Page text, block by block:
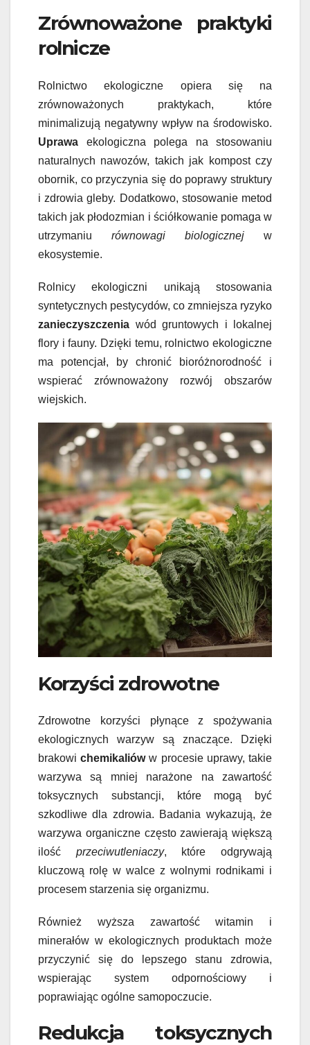
Zrównoważone praktyki
rolnicze
Rolnictwo ekologiczne opiera się na
zrównoważonych praktykach, które
minimalizują negatywny wpływ na środowisko.
Uprawa ekologiczna polega na stosowaniu
naturalnych nawozów, takich jak kompost czy
obornik, co przyczynia się do poprawy struktury
i zdrowia gleby. Dodatkowo, stosowanie metod
takich jak płodozmian i ściółkowanie pomaga w
utrzymaniu równowagi biologicznej w
ekosystemie.
Rolnicy ekologiczni unikają stosowania
syntetycznych pestycydów, co zmniejsza ryzyko
zanieczyszczenia wód gruntowych i lokalnej
flory i fauny. Dzięki temu, rolnictwo ekologiczne
ma potencjał, by chronić bioróżnorodność i
wspierać zrównoważony rozwój obszarów
wiejskich.
Korzyści zdrowotne
Zdrowotne korzyści płynące z spożywania
ekologicznych warzyw są znaczące. Dzięki
brakowichemikalióww procesie uprawy, takie
warzywa są mniej narażone na zawartość
toksycznych substancji, które mogą być
szkodliwe dla zdrowia. Badania wykazują, że
warzywa organiczne często zawierają większą
ilość przeciwutleniaczy, które odgrywają
kluczową rolę w walce z wolnymi rodnikami i
procesem starzenia się organizmu.
Również wyższa zawartość witamin i
minerałów w ekologicznych produktach może
przyczynić się do lepszego stanu zdrowia,
wspierając system odpornościowy i
poprawiając ogólne samopoczucie.
Redukcja toksycznych